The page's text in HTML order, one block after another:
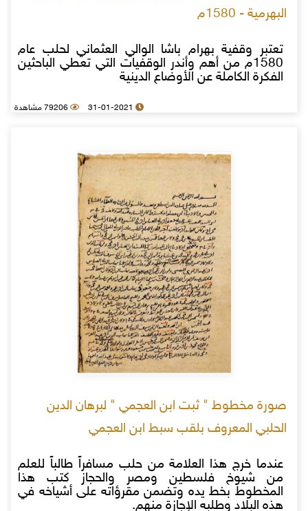
البهرمية - 1580م
تعتبر وقفية بهرام باشا الوالي العثماني لحلب عام
1580م من أهم وأندر الوقفيات التي تعطي الباحثين
الفكرة الكاملة عن الأوضاع الدينية
31-01-2021 79206 مشاهدة
صورة مخطوط " ثبت ابن العجمي " لبرهان الدين
الحلبي المعروف بلقب سبط ابن العجمي
عندما خرج هذا العلامة من حلب مسافراً طالباً للعلم
من شيوخ فلسطين ومصر والحجاز كتب هذا
المخطوط بخط يده وتضمن مقرؤاته على أشياخه في
هذه البلاد وطلبه الإجازة منهم.